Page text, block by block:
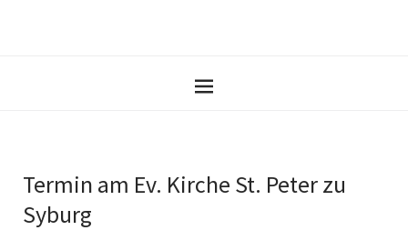
Termin am Ev. Kirche St. Peter zu
Syburg